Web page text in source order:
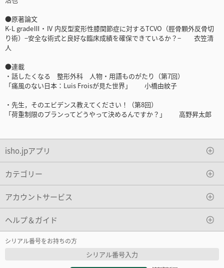
●原著論文
K-L gradeⅢ・Ⅳ 内反型変形性膝関節症に対するTCVO（脛骨顆外反骨切
り術）−安全な術式と良好な臨床成績を確保できているか？− 衣笠清
人
●連載
・話したくなる 整形外科 人物・用語ものがたり（第7回）
「痛風のない日本：Luis Froisが見た世界」 小橋由紋子
・先生，そのエビデンス教えてください！（第8回）
「荷重制限のプランってどうやって決めるんですか？」 高野昇太郎
isho.jpアプリ
カテゴリー
アカウントサービス
ヘルプ＆ガイド
シリアル番号をお持ちの方
シリアル番号入力